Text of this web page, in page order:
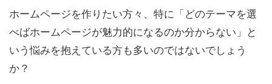
ホームページを作りたい方々、特に「どのテーマを選
べばホームページが魅力的になるのか分からない」と
いう悩みを抱えている方も多いのではないでしょう
か？